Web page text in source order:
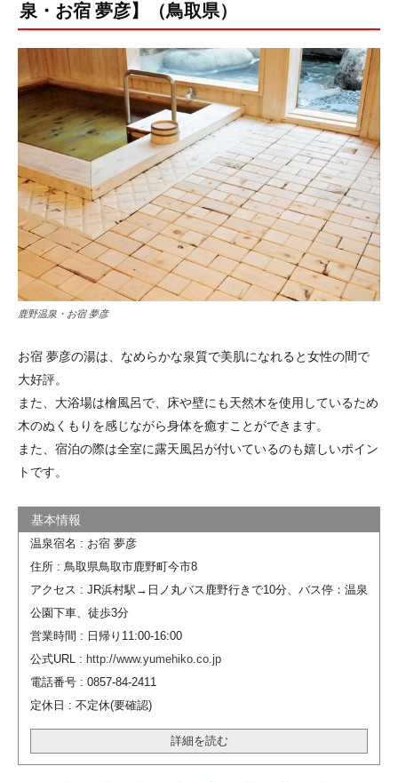
泉・お宿 夢彦】（鳥取県）
鹿野温泉・お宿 夢彦
お宿 夢彦の湯は、なめらかな泉質で美肌になれると女性の間で
大好評。
また、大浴場は檜風呂で、床や壁にも天然木を使用しているため
木のぬくもりを感じながら身体を癒すことができます。
また、宿泊の際は全室に露天風呂が付いているのも嬉しいポイン
トです。
温泉宿名 : お宿 夢彦
住所 : 鳥取県鳥取市鹿野町今市8
アクセス : JR浜村駅→日ノ丸バス鹿野行きで10分、バス停：温泉
公園下車、徒歩3分
営業時間 : 日帰り11:00-16:00
公式URL : http://www.yumehiko.co.jp
電話番号 : 0857-84-2411
定休日 : 不定休(要確認)
詳細を読む